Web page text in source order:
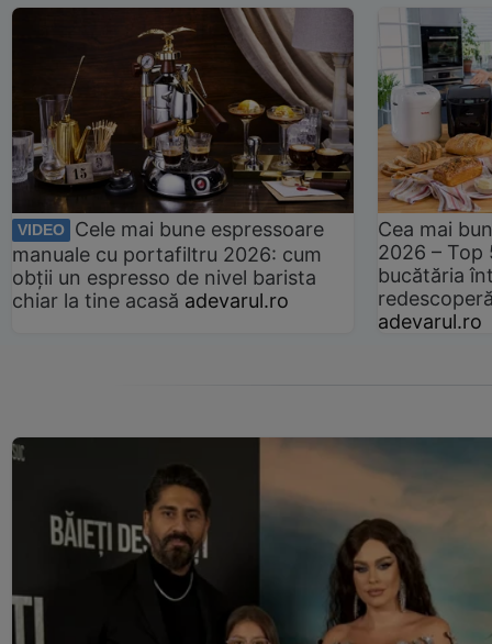
VIDEO
Cele mai bune espressoare
manuale cu portafiltru 2026: cum
obții un espresso de nivel barista
chiar la tine acasă adevarul.ro
Cea mai
2026 –
bucătăria
adevarul.ro